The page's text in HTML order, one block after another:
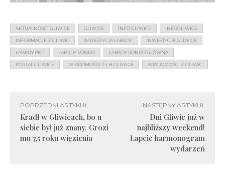
AKTUALNOŚCI GLIWICE GLIWICE INFO GLIWICE INFOGLIWICE
INFORMACJE Z GLIWIC INWESTYCJA ŁABĘDY INWESTYCJE GLIWICE
ŁABĘDY PKP ŁABĘDY RONDO ŁABĘDY RONDO GŁÓWNA
PORTAL GLIWICE WIADOMOŚCI 24 H GLIWICE WIADOMOŚCI Z GLIWIC
POPRZEDNI ARTYKUŁ
Kradł w Gliwicach, bo u
siebie był już znany. Grozi
mu 7,5 roku więzienia
NASTĘPNY ARTYKUŁ
Dni Gliwic już w
najbliższy weekend!
Łapcie harmonogram
wydarzeń